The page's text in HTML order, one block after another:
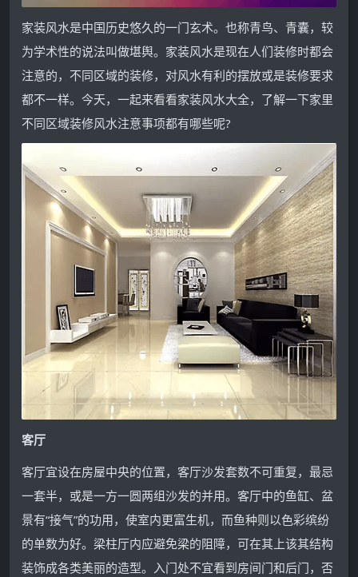
家装风水是中国历史悠久的一门玄术。也称青鸟、青囊，较
为学术性的说法叫做堪舆。家装风水是现在人们装修时都会
注意的，不同区域的装修，对风水有利的摆放或是装修要求
都不一样。今天，一起来看看家装风水大全，了解一下家里
不同区域装修风水注意事项都有哪些呢?
客厅
客厅宜设在房屋中央的位置，客厅沙发套数不可重复，最忌
一套半，或是一方一圆两组沙发的并用。客厅中的鱼缸、盆
景有“接气”的功用，使室内更富生机，而鱼种则以色彩缤纷
的单数为好。梁柱厅内应避免梁的阻障，可在其上该其结构
装饰成各类美丽的造型。入门处不宜看到房间门和后门，否